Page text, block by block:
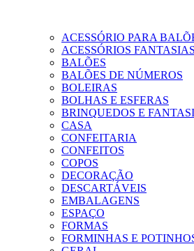
ACESSÓRIO PARA
ACESSÓRIOS FANTASIAS
BALÕES
BALÕES DE NÚMEROS
BOLEIRAS
BOLHAS E ESFERAS
BRINQUEDOS E
CASA
CONFEITARIA
CONFEITOS
COPOS
DECORAÇÃO
DESCARTÁVEIS
EMBALAGENS
ESPAÇO
FORMAS
FORMINHAS E